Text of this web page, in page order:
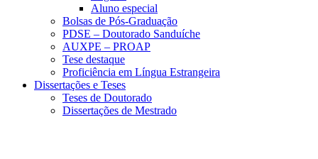
Aluno especial
Bolsas de Pós-Graduação
PDSE – Doutorado Sanduíche
AUXPE – PROAP
Tese destaque
Proficiência em Língua Estrangeira
Dissertações e Teses
Teses de Doutorado
Dissertações de Mestrado